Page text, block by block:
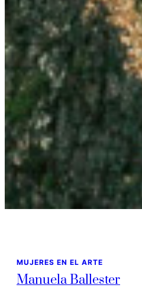
MUJERES EN EL ARTE
Manuela Ballester